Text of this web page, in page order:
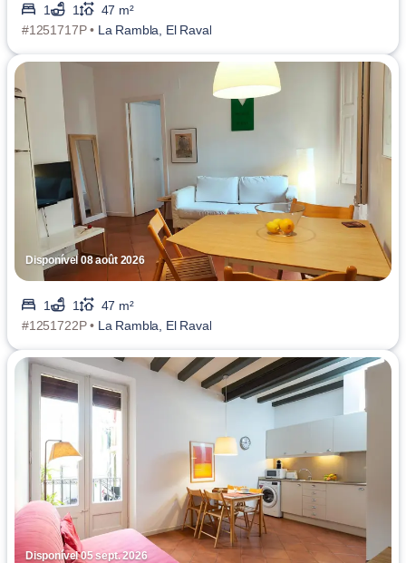
1 1
47 m²
#1251717P • La Rambla, El Raval
Disponível 08 août 2026
1 1
47 m²
#1251722P • La Rambla, El Raval
Disponível 05 sept. 2026